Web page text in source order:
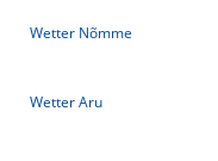
Wetter Nõmme
Wetter Aru